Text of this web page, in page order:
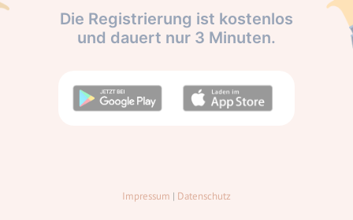
Die Registrierung ist kostenlos
und dauert nur 3 Minuten.
Impressum | Datenschutz